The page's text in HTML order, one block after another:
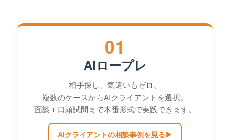
01
AIロープレ
相手探し、気遣いもゼロ。
複数のケースからAIクライアントを選択。
面談＋口頭試問まで本番形式で実践できます。
AIクライアントの相談事例を見る▶